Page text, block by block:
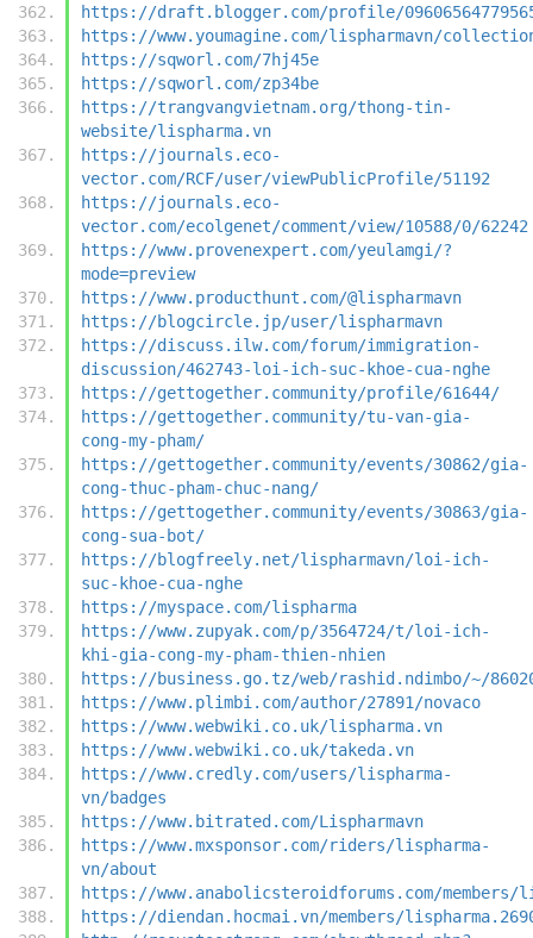
https://draft.blogger.com/profile/
https://www.youmagine.com/lispharmavn/
https://sqworl.com/7hj45e
https://sqworl.com/zp34be
https://trangvangvietnam.org/thong-tin-
website/lispharma.vn
https://journals.eco-
vector.com/RCF/user/viewPublicProfile/51192
https://journals.eco-
vector.com/ecolgenet/comment/view/10588/0/62242
https://www.provenexpert.com/yeulamgi/?
mode=preview
https://www.producthunt.com/@lispharmavn
https://blogcircle.jp/user/lispharmavn
https://discuss.ilw.com/forum/immigration-
discussion/462743-loi-ich-suc-khoe-cua-nghe
https://gettogether.community/profile/61644/
https://gettogether.community/tu-van-gia-
cong-my-pham/
https://gettogether.community/events/30862/gia-
cong-thuc-pham-chuc-nang/
https://gettogether.community/events/30863/gia-
cong-sua-bot/
https://blogfreely.net/lispharmavn/loi-ich-
suc-khoe-cua-nghe
https://myspace.com/lispharma
https://www.zupyak.com/p/3564724/t/loi-ich-
khi-gia-cong-my-pham-thien-nhien
https://business.go.tz/web/rashid.ndimbo/~/86020/
https://www.plimbi.com/author/27891/novaco
https://www.webwiki.co.uk/lispharma.vn
https://www.webwiki.co.uk/takeda.vn
https://www.credly.com/users/lispharma-
vn/badges
https://www.bitrated.com/Lispharmavn
https://www.mxsponsor.com/riders/lispharma-
vn/about
https://www.anabolicsteroidforums.com/members/
https://diendan.hocmai.vn/members/